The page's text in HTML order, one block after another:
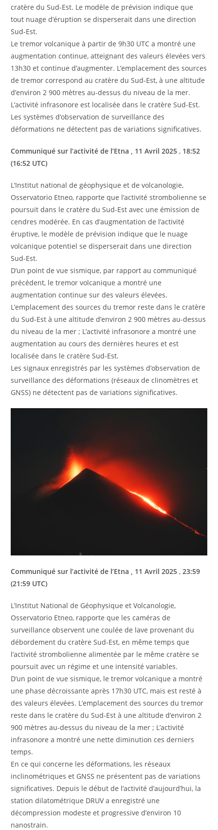
cratère du Sud-Est. Le modèle de prévision indique que
tout nuage d’éruption se disperserait dans une direction
Sud-Est.
Le tremor volcanique à partir de 9h30 UTC a montré une
augmentation continue, atteignant des valeurs élevées vers
13h30 et continue d’augmenter. L’emplacement des sources
de tremor correspond au cratère du Sud-Est, à une altitude
d’environ 2 900 mètres au-dessus du niveau de la mer.
L’activité infrasonore est localisée dans le cratère Sud-Est.
Les systèmes d’observation de surveillance des
déformations ne détectent pas de variations significatives.
Communiqué sur l’activité de l’Etna , 11 Avril 2025 , 18:52
(16:52 UTC)
L’Institut national de géophysique et de volcanologie,
Osservatorio Etneo, rapporte que l’activité strombolienne se
poursuit dans le cratère du Sud-Est avec une émission de
cendres modérée. En cas d’augmentation de l’activité
éruptive, le modèle de prévision indique que le nuage
volcanique potentiel se disperserait dans une direction
Sud-Est.
D’un point de vue sismique, par rapport au communiqué
précédent, le tremor volcanique a montré une
augmentation continue sur des valeurs élevées.
L’emplacement des sources du tremor reste dans le cratère
du Sud-Est à une altitude d’environ 2 900 mètres au-dessus
du niveau de la mer ; L’activité infrasonore a montré une
augmentation au cours des dernières heures et est
localisée dans le cratère Sud-Est.
Les signaux enregistrés par les systèmes d’observation de
surveillance des déformations (réseaux de clinomètres et
GNSS) ne détectent pas de variations significatives.
Communiqué sur l’activité de l’Etna , 11 Avril 2025,23:59
(21:59 UTC)
L’Institut National de Géophysique et Volcanologie,
Osservatorio Etneo, rapporte que les caméras de
surveillance observent une coulée de lave provenant du
débordement du cratère Sud-Est, en même temps que
l’activité strombolienne alimentée par le même cratère se
poursuit avec un régime et une intensité variables.
D’un point de vue sismique, le tremor volcanique a montré
une phase décroissante après 17h30 UTC, mais est resté à
des valeurs élevées. L’emplacement des sources du tremor
reste dans le cratère du Sud-Est à une altitude d’environ 2
900 mètres au-dessus du niveau de la mer ; L’activité
infrasonore a montré une nette diminution ces derniers
temps.
En ce qui concerne les déformations, les réseaux
inclinométriques et GNSS ne présentent pas de variations
significatives. Depuis le début de l’activité d’aujourd’hui, la
station dilatométrique DRUV a enregistré une
décompression modeste et progressive d’environ 10
nanostrain.